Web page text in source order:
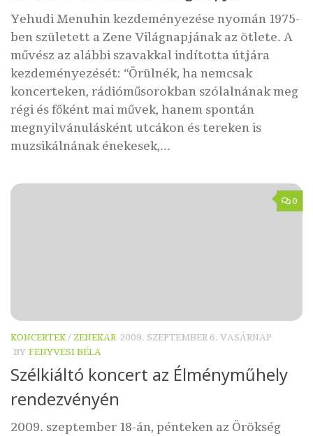
Yehudi Menuhin kezdeményezése nyomán 1975-
ben született a Zene Világnapjának az ötlete. A
művész az alábbi szavakkal indította útjára
kezdeményezését: “Örülnék, ha nemcsak
koncerteken, rádióműsorokban szólalnának meg
régi és főként mai művek, hanem spontán
megnyilvánulásként utcákon és tereken is
muzsikálnának énekesek,...
0
KONCERTEK/ ZENEKAR 2009. SZEPTEMBER 6. VASÁRNAP
BY FENYVESI BÉLA
Szélkiáltó koncert az Élményműhely
rendezvényén
2009. szeptember 18-án, pénteken az Örökség